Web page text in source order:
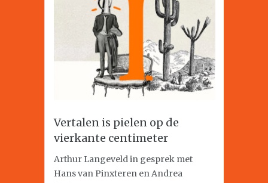
Vertalen is pielen op de
vierkante centimeter
Arthur Langeveld in gesprek met
Hans van Pinxteren en Andrea